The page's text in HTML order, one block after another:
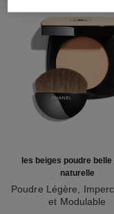
les beiges poudre belle
naturelle
Poudre Légère,
et Modulable